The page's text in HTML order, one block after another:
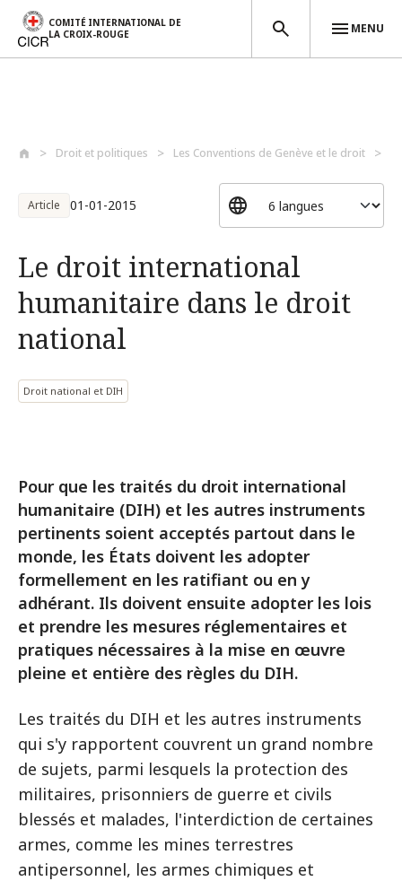
COMITÉ INTERNATIONAL DE
LA CROIX-ROUGE
MENU
Droit et politiques Les Conventions de Genève et le droit
Article 01-01-2015
Le droit international
humanitaire dans le droit
national
Droit national et DIH
Pour que les traités du droit international
humanitaire (DIH) et les autres instruments
pertinents soient acceptés partout dans le
monde, les États doivent les adopter
formellement en les ratifiant ou en y
adhérant. Ils doivent ensuite adopter les lois
et prendre les mesures réglementaires et
pratiques nécessaires à la mise en œuvre
pleine et entière des règles du DIH.
Les traités du DIH et les autres instruments
qui s'y rapportent couvrent un grand nombre
de sujets, parmi lesquels la protection des
militaires, prisonniers de guerre et civils
blessés et malades, l'interdiction de certaines
armes, comme les mines terrestres
antipersonnel, les armes chimiques et